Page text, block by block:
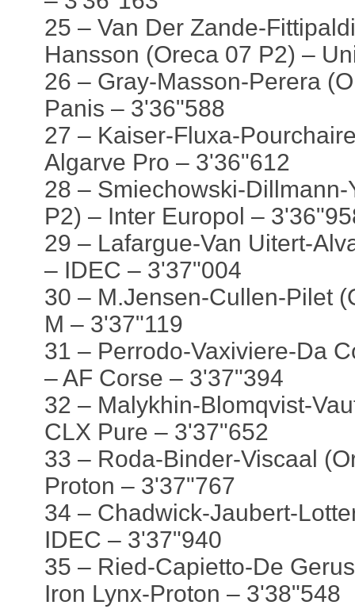
25 – Van Der Zande-
Hansson (Oreca 07 P2) –
26 – Gray-Masson-Perera
Panis – 3'36"588
27 – Kaiser-Fluxa-
Algarve Pro – 3'36"612
28 – Smiechowski-
P2) – Inter Europol –
29 – Lafargue-Van Uitert-
– IDEC – 3'37"004
30 – M.Jensen-Cullen-Pilet
M – 3'37"119
31 – Perrodo-Vaxiviere-Da
– AF Corse – 3'37"394
32 – Malykhin-Blomqvist-
CLX Pure – 3'37"652
33 – Roda-Binder-Viscaal
Proton – 3'37"767
34 – Chadwick-Jaubert-
IDEC – 3'37"940
35 – Ried-Capietto-De
Iron Lynx-Proton – 3'38"548